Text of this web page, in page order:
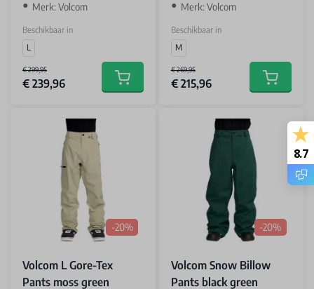
Merk: Volcom
Beschikbaar in
L
€ 299,95
€ 239,96 Add to cart
Merk: Volcom
Beschikbaar in
M
€ 269,95
€ 215,96 Add to
-20%
Volcom L Gore-Tex
Pants moss green
-20%
Volcom Snow Billow
Pants black green
8.7